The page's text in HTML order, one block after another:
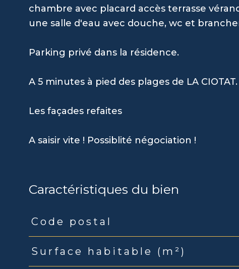
chambre avec placard accès terrasse
une salle d'eau avec douche, wc et
Parking privé dans la résidence.
A 5 minutes à pied des plages de LA CIOTAT.
Les façades refaites
A saisir vite ! Possiblité négociation !
Caractéristiques du bien
Caractéristiques
Code postal
Surface habitable (m²)